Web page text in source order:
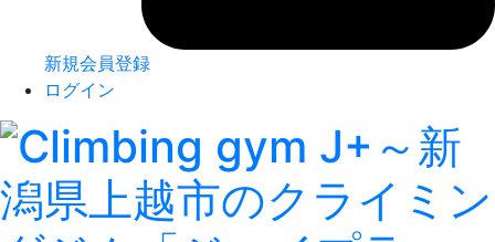
新規会員登録
ログイン